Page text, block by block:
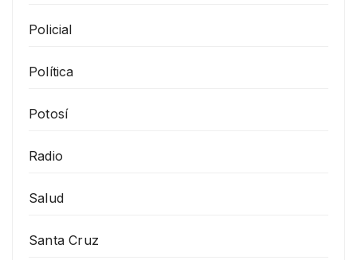
Policial
Política
Potosí
Radio
Salud
Santa Cruz